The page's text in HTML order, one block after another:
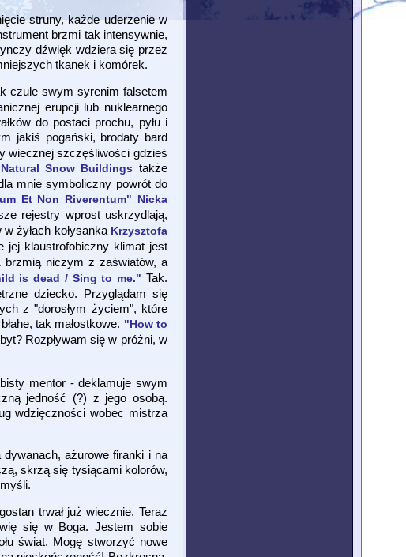
struny, każde uderzenie w
brzmi tak intensywnie,
dźwięk wdziera się przez
tkanek i komórek.
czule swym syrenim falsetem
erupcji lub nuklearnego
do postaci prochu, pyłu i
jakiś pogański, brodaty bard
wiecznej szczęśliwości gdzieś
Snow Buildings także
mnie symboliczny powrót do
Et Non Riverentum" Nicka
rejestry wprost uskrzydlają,
żyłach kołysanka Krzysztofa
jej klaustrofobiczny klimat jest
brzmią niczym z zaświatów, a
is dead / Sing to me." Tak.
dziecko. Przyglądam się
z "dorosłym życiem", które
tak małostkowe. "How to
Rozpływam się w próżni, w
mentor - deklamuje swym
jedność (?) z jego osobą.
wdzięczności wobec mistrza
ażurowe firanki i na
skrzą się tysiącami kolorów,
trwał już wiecznie. Teraz
się w Boga. Jestem sobie
świat. Mogę stworzyć nowe